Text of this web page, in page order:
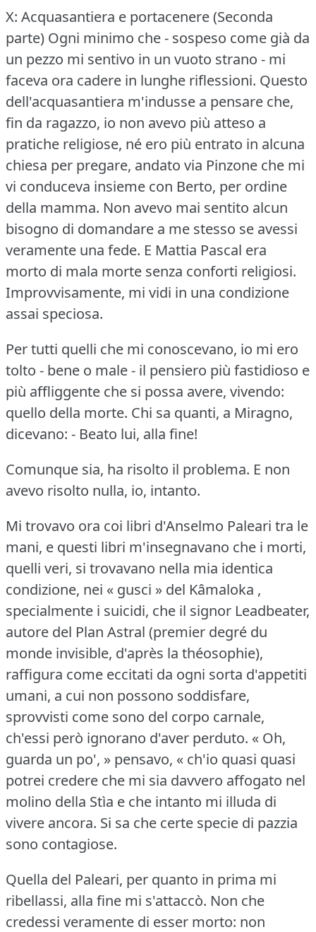
X: Acquasantiera e portacenere (Seconda
parte) Ogni minimo che - sospeso come già da
un pezzo mi sentivo in un vuoto strano - mi
faceva ora cadere in lunghe riflessioni. Questo
dell'acquasantiera m'indusse a pensare che,
fin da ragazzo, io non avevo più atteso a
pratiche religiose, né ero più entrato in alcuna
chiesa per pregare, andato via Pinzone che mi
vi conduceva insieme con Berto, per ordine
della mamma. Non avevo mai sentito alcun
bisogno di domandare a me stesso se avessi
veramente una fede. E Mattia Pascal era
morto di mala morte senza conforti religiosi.
Improvvisamente, mi vidi in una condizione
assai speciosa.
Per tutti quelli che mi conoscevano, io mi ero
tolto - bene o male - il pensiero più fastidioso e
più affliggente che si possa avere, vivendo:
quello della morte. Chi sa quanti, a Miragno,
dicevano: - Beato lui, alla fine!
Comunque sia, ha risolto il problema. E non
avevo risolto nulla, io, intanto.
Mi trovavo ora coi libri d'Anselmo Paleari tra le
mani, e questi libri m'insegnavano che i morti,
quelli veri, si trovavano nella mia identica
condizione, nei « gusci » del Kâmaloka ,
specialmente i suicidi, che il signor Leadbeater,
autore del Plan Astral (premier degré du
monde invisible, d'après la théosophie),
raffigura come eccitati da ogni sorta d'appetiti
umani, a cui non possono soddisfare,
sprovvisti come sono del corpo carnale,
ch'essi però ignorano d'aver perduto. « Oh,
guarda un po', » pensavo, « ch'io quasi quasi
potrei credere che mi sia davvero affogato nel
molino della Stìa e che intanto mi illuda di
vivere ancora. Si sa che certe specie di pazzia
sono contagiose.
Quella del Paleari, per quanto in prima mi
ribellassi, alla fine mi s'attaccò. Non che
credessi veramente di esser morto: non